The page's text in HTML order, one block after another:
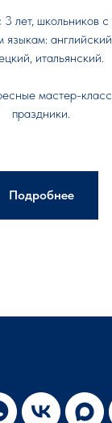
лет, школьников с
итальянский.
мастер-
праздники.
Подробнее